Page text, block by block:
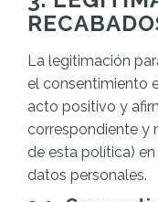
La legitimación
el consentimiento
acto positivo y
correspondiente y
de esta política)
datos personales.